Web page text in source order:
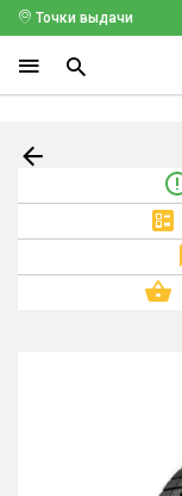
Точки выдачи